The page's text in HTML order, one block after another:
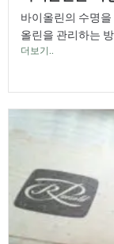
바이올린의 수명
올린을 관리하는 방
더보기..